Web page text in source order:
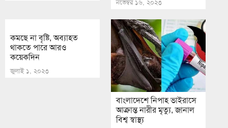
নভেম্বর ১৬, ২০২৩
কমছে না বৃষ্টি, অব্যাহত
থাকতে পারে আরও
কয়েকদিন
জুলাই ১, ২০২৩
বাংলাদেশে নিপাহ ভাইরাসে
আক্রান্ত নারীর মৃত্যু, জানাল
বিশ্ব স্বাস্থ্য